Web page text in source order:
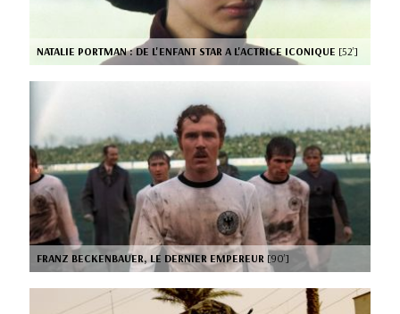
NATALIE PORTMAN : DE L'ENFANT STAR A L'ACTRICE ICONIQUE [52’]
FRANZ BECKENBAUER, LE DERNIER EMPEREUR [90’]